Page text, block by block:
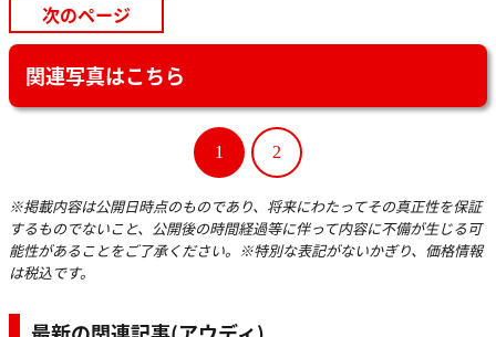
次のページ
関連写真はこちら
1 2
※掲載内容は公開日時点のものであり、将来にわたってその真正性を保証
するものでないこと、公開後の時間経過等に伴って内容に不備が生じる可
能性があることをご了承ください。※特別な表記がないかぎり、価格情報
は税込です。